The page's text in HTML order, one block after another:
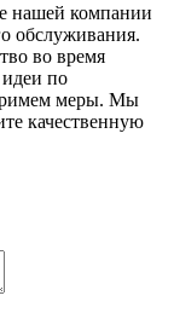
нашей компании
обслуживания.
во время
по
меры. Мы
качественную